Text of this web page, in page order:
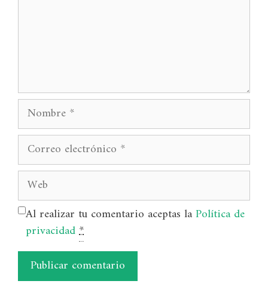
Nombre
Correo
electrónico
Web
Al realizar tu comentario aceptas laPolítica de
privacidad*